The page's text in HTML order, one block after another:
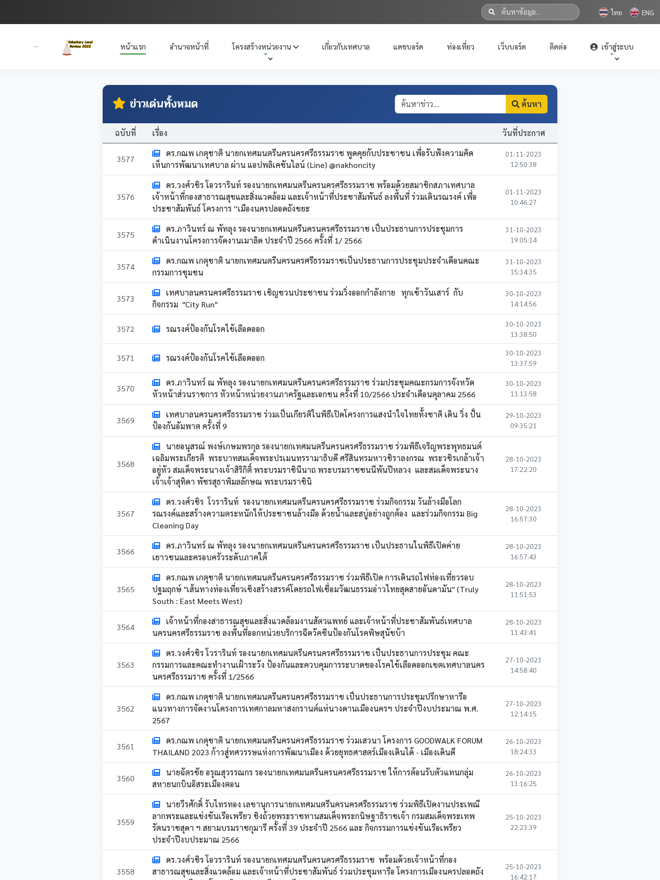
ไทย ENG
หน้าแรก อำนาจหน้าที่ โครงสร้างหน่วยงาน เกี่ยวกับเทศบาล แดชบอร์ด ท่องเที่ยว เว็บบอร์ด ติดต่อ เข้าสู่ระบบ
ข่าวเด่นทั้งหมด ค้นหา
ฉบับที่ เรื่อง วันที่ประกาศ
3577
ดร.กณพ เกตุชาติ นายกเทศมนตรีนครนครศรีธรรมราช พูดคุยกับประชาชน เพื่อรับฟังความคิด
เห็นการพัฒนาเทศบาล ผ่าน แอปพลิเคชันไลน์ (Line) @nakhoncity
01-11-2023
12:50:38
3576
ดร.วงศ์วชิร โอวรารินท์ รองนายกเทศมนตรีนครนครศรีธรรมราช พร้อมด้วยสมาชิกสภาเทศบาล
เจ้าหน้าที่กองสาธารณสุขและสิ่งแวดล้อม และเจ้าหน้าที่ประชาสัมพันธ์ ลงพื้นที่ ร่วมเดินรณรงค์ เพื่อ
ประชาสัมพันธ์ โครงการ “เมืองนครปลอดถังขยะ
01-11-2023
10:46:27
3575
ดร.ภาวินทร์ ณ พัทลุง รองนายกเทศมนตรีนครนครศรีธรรมราช เป็นประธานการประชุมการ
ดำเนินงานโครงการจัดงานเมาลิด ประจำปี 2566 ครั้งที่ 1/ 2566
31-10-2023
19:05:14
3574
ดร.กณพ เกตุชาติ นายกเทศมนตรีนครนครศรีธรรมราชเป็นประธานการประชุมประจำเดือนคณะ
กรรมการชุมชน
31-10-2023
15:34:35
3573
เทศบาลนครนครศรีธรรมราช เชิญชวนประชาชน ร่วมวิ่งออกกำลังกาย ทุกเช้าวันเสาร์ กับ
กิจกรรม "City Run"
30-10-2023
14:14:56
3572 รณรงค์ป้องกันโรคไข้เลือดออก
30-10-2023
13:38:50
3571 รณรงค์ป้องกันโรคไข้เลือดออก
30-10-2023
13:37:59
3570
ดร.ภาวินทร์ ณ พัทลุง รองนายกเทศมนตรีนครนครศรีธรรมราช ร่วมประชุมคณะกรมการจังหวัด
หัวหน้าส่วนราชการ หัวหน้าหน่วยงานภาครัฐและเอกชน ครั้งที่ 10/2566 ประจำเดือนตุลาคม 2566
30-10-2023
11:13:58
3569
เทศบาลนครนครศรีธรรมราช ร่วมเป็นเกียรติในพิธีเปิดโครงการแสงนำใจไทยทั้งชาติ เดิน วิ่ง ปั่น
ป้องกันอัมพาต ครั้งที่ 9
29-10-2023
09:35:21
3568
นายอนุสรณ์ พงษ์เกษมพรกุล รองนายกเทศมนตรีนครนครศรีธรรมราช ร่วมพิธีเจริญพระพุทธมนต์
เฉลิมพระเกียรติ พระบาทสมเด็จพระปรเมนทรรามาธิบดี ศรีสินทรมหาวชิราลงกรณ พระวชิรเกล้าเจ้า
อยู่หัว สมเด็จพระนางเจ้าสิริกิติ์ พระบรมราชินีนาถ พระบรมราชชนนีพันปีหลวง และสมเด็จพระนาง
เจ้าเจ้าสุทิดา พัชรสุธาพิมลลักษณ พระบรมราชินิ
28-10-2023
17:22:20
3567
ดร.วงศ์วชิร โวรารินท์ รองนายกเทศมนตรีนครนครศรีธรรมราช ร่วมกิจกรรม วันล้างมือโลก
รณรงค์และสร้างความตระหนักให้ประชาชนล้างมือ ด้วยน้ำและสบู่อย่างถูกต้อง และร่วมกิจกรรม Big
Cleaning Day
28-10-2023
16:57:30
3566
ดร.ภาวินทร์ ณ พัทลุง รองนายกเทศมนตรีนครนครศรีธรรมราช เป็นประธานในพิธีเปิดค่าย
เยาวชนและครอบครัวระดับภาคใต้
28-10-2023
16:57:43
3565
ดร.กณพ เกตุชาติ นายกเทศมนตรีนครนครศรีธรรมราช ร่วมพิธีเปิด การเดินรถไฟท่องเที่ยวรอบ
ปฐมฤกษ์ "เส้นทางท่องเที่ยวเชิงสร้างสรรค์โดยรถไฟเชื่อมวัฒนธรรมอ่าวไทยสุดสายอันดามัน" (Truly
South : East Meets West)
28-10-2023
11:51:53
3564
เจ้าหน้าที่กองสาธารณสุขและสิ่งแวดล้อมงานสัตวแพทย์ และเจ้าหน้าที่ประชาสัมพันธ์เทศบาล
นครนครศรีธรรมราช ลงพื้นที่ออกหน่วยบริการฉีดวัคซีนป้องกันโรคพิษสุนัขบ้า
28-10-2023
11:43:41
3563
ดร.วงศ์วชิร โวรารินท์ รองนายกเทศมนตรีนครนครศรีธรรมราช เป็นประธานการประชุม คณะ
กรรมการและคณะทำงานเฝ้าระวัง ป้องกันและควบคุมการระบาดของโรคไข้เลือดออกเขตเทศบาลนคร
นครศรีธรรมราช ครั้งที่ 1/2566
27-10-2023
14:58:40
3562
ดร.กณพ เกตุชาติ นายกเทศมนตรีนครนครศรีธรรมราช เป็นประธานการประชุมปรึกษาหารือ
แนวทางการจัดงานโครงการเทศกาลมหาสงกรานต์แห่นางดานเมืองนครฯ ประจำปีงบประมาณ พ.ศ.
2567
27-10-2023
12:14:15
3561
ดร.กณพ เกตุชาติ นายกเทศมนตรีนครนครศรีธรรมราช ร่วมเสวนา โครงการ GOODWALK FORUM
THAILAND 2023 ก้าวสู่ทศวรรษแห่งการพัฒนาเมือง ด้วยยุทธศาสตร์เมืองเดินได้ - เมืองเดินดี
26-10-2023
18:24:33
3560
นายฉัตรชัย อรุณสุวรรณกร รองนายกเทศมนตรีนครนครศรีธรรมราช ให้การต้อนรับตัวแทนกลุ่ม
สหายนกบินอิสระเมืองฅอน
26-10-2023
13:16:25
3559
นายวีรศักดิ์ รับไทรทอง เลขานุการนายกเทศมนตรีนครนครศรีธรรมราช ร่วมพิธีเปิดงานประเพณี
ลากพระและแข่งขันเรือเพรียว ชิงถ้วยพระราชทานสมเด็จพระกนิษฐาธิราชเจ้า กรมสมเด็จพระเทพ
รัตนราชสุดา ฯ สยามบรมราชกุมารี ครั้งที่ 39 ประจำปี 2566 และ กิจกรรมการแข่งขันเรือเพรียว
ประจำปีงบประมาณ 2566
25-10-2023
22:23:39
3558
ดร.วงศ์วชิร โอวรารินท์ รองนายกเทศมนตรีนครนครศรีธรรมราช พร้อมด้วยเจ้าหน้าที่กอง
สาธารณสุขและสิ่งแวดล้อม และเจ้าหน้าที่ประชาสัมพันธ์ ร่วมประชุมหารือ โครงการเมืองนครปลอดถัง
25-10-2023
16:42:17